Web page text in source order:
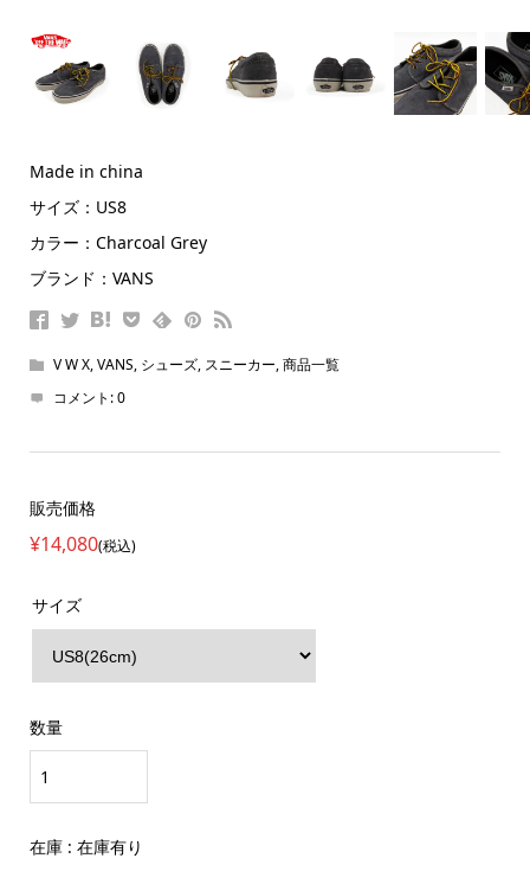
Made in china
サイズ：US8
カラー：Charcoal Grey
ブランド：VANS
V W X,VANS, シューズ, スニーカー,商品一覧
コメント:0
販売価格
¥14,080(税込)
サイズ
数量
在庫 : 在庫有り